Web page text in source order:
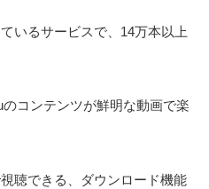
いるサービスで、14万本以上
コンテンツが鮮明な動画で楽
聴できる、ダウンロード機能